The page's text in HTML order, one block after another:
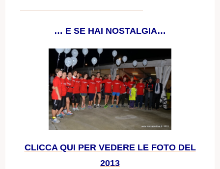
… E SE HAI NOSTALGIA…
CLICCA QUI PER VEDERE LE FOTO DEL
2013